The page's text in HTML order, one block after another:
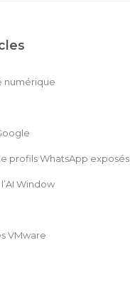
numérique
profils WhatsApp exposés
Window
VMware